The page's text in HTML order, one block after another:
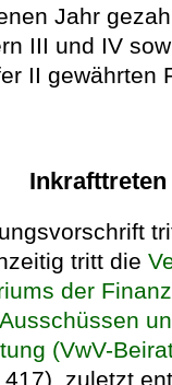
Jahr
III und IV
II gewährten
tritt die
der
(VwV-
zuletzt